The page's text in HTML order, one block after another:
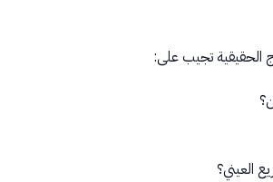
الحقيقية تجيب على:
العيني؟